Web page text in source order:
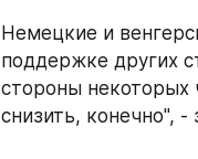
Немецкие и
поддержке других
стороны некоторых
снизить, конечно",